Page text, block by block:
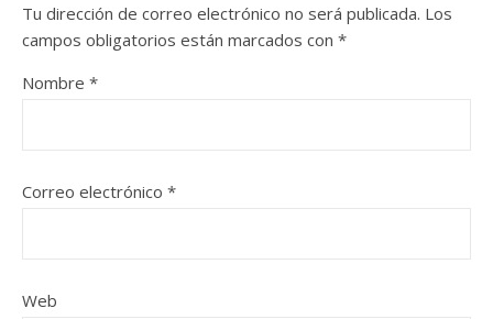
Tu dirección de correo electrónico no será publicada. Los
campos obligatorios están marcados con *
Nombre *
Correo electrónico *
Web